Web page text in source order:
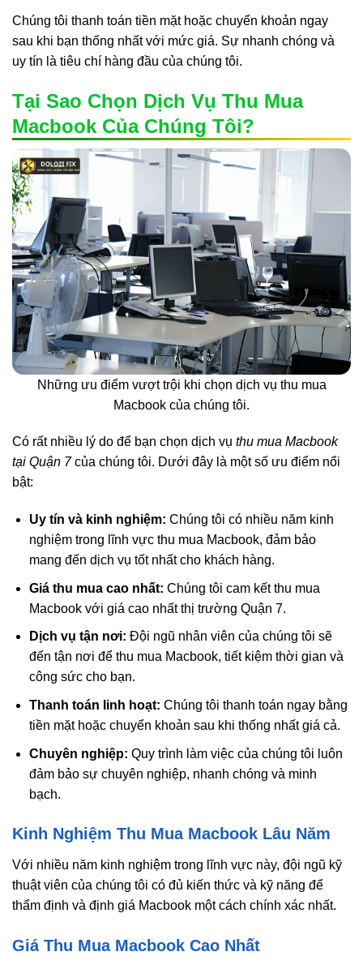
Chúng tôi thanh toán tiền mặt hoặc chuyển khoản ngay
sau khi bạn thống nhất với mức giá. Sự nhanh chóng và
uy tín là tiêu chí hàng đầu của chúng tôi.
Tại Sao Chọn Dịch Vụ Thu Mua
Macbook Của Chúng Tôi?
Những ưu điểm vượt trội khi chọn dịch vụ thu mua
Macbook của chúng tôi.
Có rất nhiều lý do để bạn chọn dịch vụ thu mua Macbook
tại Quận 7của chúng tôi. Dưới đây là một số ưu điểm nổi
bật:
Uy tín và kinh nghiệm: Chúng tôi có nhiều năm kinh
nghiệm trong lĩnh vực thu mua Macbook, đảm bảo
mang đến dịch vụ tốt nhất cho khách hàng.
Giá thu mua cao nhất: Chúng tôi cam kết thu mua
Macbook với giá cao nhất thị trường Quận 7.
Dịch vụ tận nơi: Đội ngũ nhân viên của chúng tôi sẽ
đến tận nơi để thu mua Macbook, tiết kiệm thời gian và
công sức cho bạn.
Thanh toán linh hoạt: Chúng tôi thanh toán ngay bằng
tiền mặt hoặc chuyển khoản sau khi thống nhất giá cả.
Chuyên nghiệp: Quy trình làm việc của chúng tôi luôn
đảm bảo sự chuyên nghiệp, nhanh chóng và minh
bạch.
Kinh Nghiệm Thu Mua Macbook Lâu Năm
Với nhiều năm kinh nghiệm trong lĩnh vực này, đội ngũ kỹ
thuật viên của chúng tôi có đủ kiến thức và kỹ năng để
thẩm định và định giá Macbook một cách chính xác nhất.
Giá Thu Mua Macbook Cao Nhất